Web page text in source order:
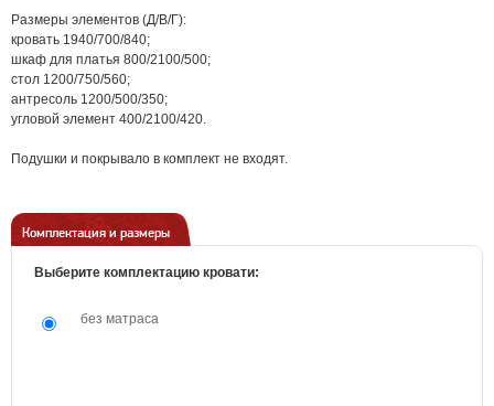
Размеры элементов (Д/В/Г):
кровать 1940/700/840;
шкаф для платья 800/2100/500;
стол 1200/750/560;
антресоль 1200/500/350;
угловой элемент 400/2100/420.
Подушки и покрывало в комплект не входят.
Комплектация и размеры
Выберите комплектацию кровати:
без матраса